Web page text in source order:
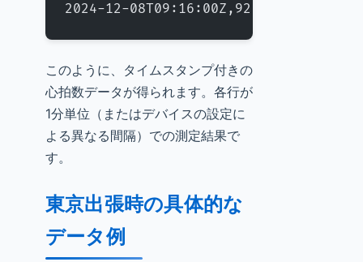
2024-12-08T09:16:00Z,92,walking,0.93
このように、タイムスタンプ付きの
心拍数データが得られます。各行が
1分単位（またはデバイスの設定に
よる異なる間隔）での測定結果で
す。
東京出張時の具体的な
データ例